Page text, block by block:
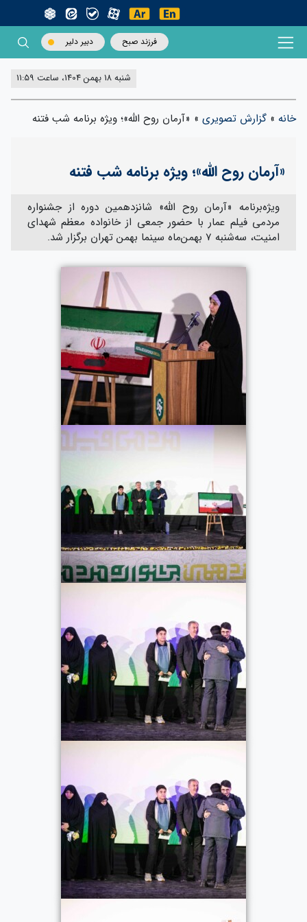
فرزند صبح دبیر دلیر
شنبه 18 بهمن 1404، ساعت 11:59
خانه » گزارش تصویری » «آرمان روح الله»؛ ویژه برنامه شب فتنه
«آرمان روح الله»؛ ویژه برنامه شب فتنه
ویژه‌برنامه «آرمان روح الله» شانزدهمین دوره از جشنواره
مردمی فیلم عمار با حضور جمعی از خانواده‌ معظم شهدای
امنیت، سه‌شنبه ۷ بهمن‌ماه سینما بهمن تهران برگزار شد.